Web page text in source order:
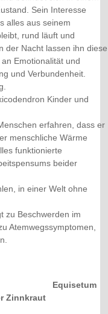
Sein Interesse
alles aus seinem
rund läuft und
der Nacht lassen ihn diese
Emotionalität und
und Verbundenheit.
Kinder und
erfahren, dass er
menschliche Wärme
funktionierte
beider
in einer Welt ohne
zu Beschwerden im
Atemwegssymptomen,
Equisetum
Zinnkraut